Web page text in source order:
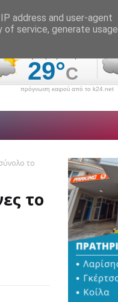
πρόγνωση καιρού από το k24.net
το
το
address and user-agent
of service, generate usage